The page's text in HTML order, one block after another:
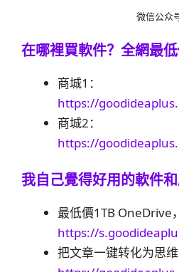
微信公众
在哪裡買軟件？ 全網最低
商城1：
https://
商城2：
https://
我自己覺得好用的軟件
最低價1TB OneDrive
https://
把文章一键转化为思维